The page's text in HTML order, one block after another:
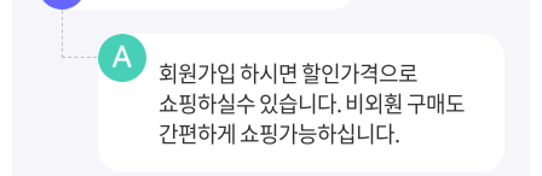
회원가입 하시면 할인가격으로
쇼핑하실수 있습니다. 비외훤 구매도
간편하게 쇼핑가능하십니다.